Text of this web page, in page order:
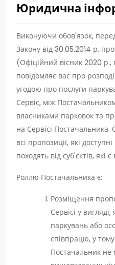
Юридична
Виконуючи обов'язок,
Закону від 30.05.2014 р.
(Офіційний вісник 2020
повідомляє вас про
угодою про послуги
Сервіс, між
власниками парковок та
на Сервісі
всі пропозиції, які
походять від суб'єктів, які
Роллю Постачальника є:
Розміщення
Сервісі у
паркувань або
співпрацю, у
Постачальник не